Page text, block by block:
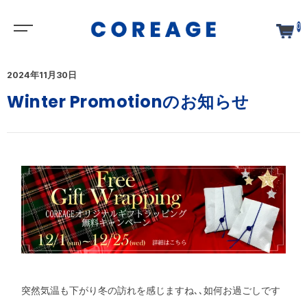
0
2024年11月30日
Winter Promotionのお知らせ
突然気温も下がり冬の訪れを感じますね､､如何お過ごしです